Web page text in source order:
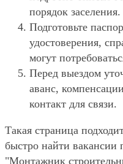
порядок заселения.
Подготовьте
удостоверения,
могут
Перед выездом
аванс,
контакт для связи.
Такая страница
быстро найти вакансии
"Монтажник